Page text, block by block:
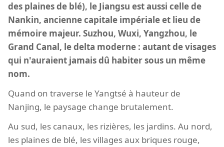
des plaines de blé), le Jiangsu est aussi celle de
Nankin, ancienne capitale impériale et lieu de
mémoire majeur. Suzhou, Wuxi, Yangzhou, le
Grand Canal, le delta moderne : autant de visages
qui n'auraient jamais dû habiter sous un même
nom.
Quand on traverse le Yangtsé à hauteur de
Nanjing, le paysage change brutalement.
Au sud, les canaux, les rizières, les jardins. Au nord,
les plaines de blé, les villages aux briques rouge,